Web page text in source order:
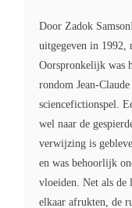
Door Zadok
uitgegeven in 1992,
Oorspronkelijk was
rondom Jean-
sciencefictionspel.
wel naar de
verwijzing is
en was behoorlijk
vloeiden. Net als de
elkaar afrukten, de